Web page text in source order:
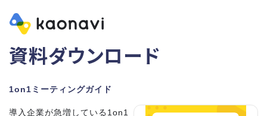
資料ダウンロード
1on1ミーティングガイド
導入企業が急増している1on1